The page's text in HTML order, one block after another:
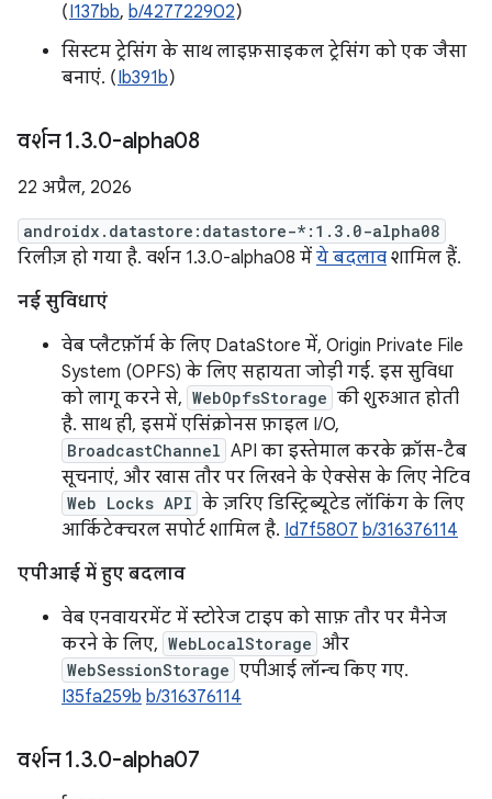
(I137bb, b/427722902)
सिस्टम ट्रेसिंग के साथ लाइफ़साइकल ट्रेसिंग को एक जैसा
बनाएं. (Ib391b)
वर्शन 1.3.0-alpha08
22 अप्रैल, 2026
androidx.datastore:datastore-*:1.3.0-alpha08
रिलीज़ हो गया है. वर्शन 1.3.0-alpha08 में ये बदलाव शामिल हैं.
नई सुविधाएं
वेब प्लैटफ़ॉर्म के लिए DataStore में, Origin Private File
System (OPFS) के लिए सहायता जोड़ी गई. इस सुविधा
को लागू करने से, WebOpfsStorage की शुरुआत होती
है. साथ ही, इसमें एसिंक्रोनस फ़ाइल I/O,
BroadcastChannel API का इस्तेमाल करके क्रॉस-टैब
सूचनाएं, और खास तौर पर लिखने के ऐक्सेस के लिए नेटिव
Web Locks API के ज़रिए डिस्ट्रिब्यूटेड लॉकिंग के लिए
आर्किटेक्चरल सपोर्ट शामिल है. Id7f5807 b/316376114
एपीआई में हुए बदलाव
वेब एनवायरमेंट में स्टोरेज टाइप को साफ़ तौर पर मैनेज
करने के लिए, WebLocalStorage और
WebSessionStorage एपीआई लॉन्च किए गए.
I35fa259b b/316376114
वर्शन 1.3.0-alpha07